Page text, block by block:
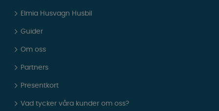
Elmia Husvagn Husbil
Guider
Om oss
Partners
Presentkort
Vad tycker våra kunder om oss?